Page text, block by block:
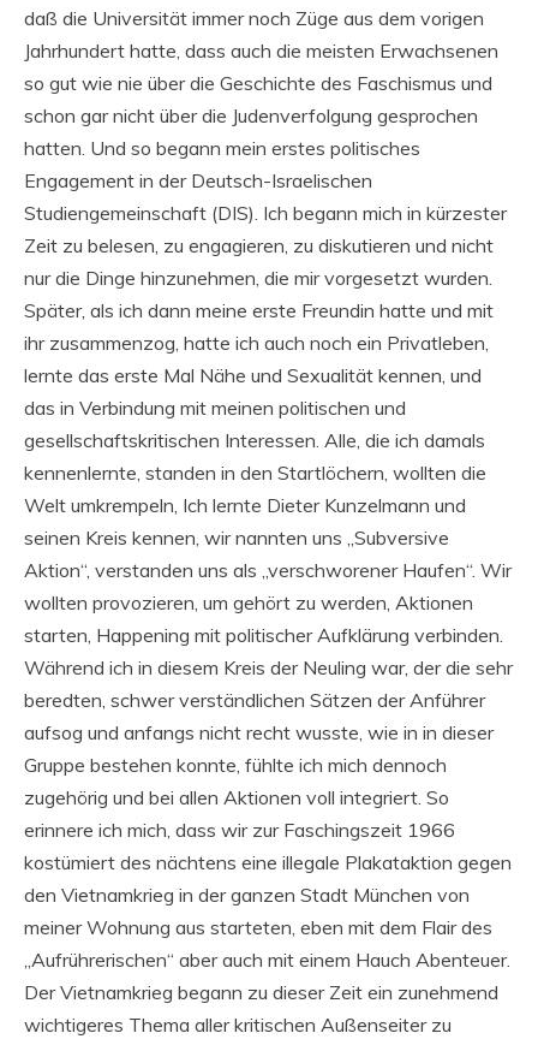
daß die Universität immer noch Züge aus dem vorigen
Jahrhundert hatte, dass auch die meisten Erwachsenen
so gut wie nie über die Geschichte des Faschismus und
schon gar nicht über die Judenverfolgung gesprochen
hatten. Und so begann mein erstes politisches
Engagement in der Deutsch-Israelischen
Studiengemeinschaft (DIS). Ich begann mich in kürzester
Zeit zu belesen, zu engagieren, zu diskutieren und nicht
nur die Dinge hinzunehmen, die mir vorgesetzt wurden.
Später, als ich dann meine erste Freundin hatte und mit
ihr zusammenzog, hatte ich auch noch ein Privatleben,
lernte das erste Mal Nähe und Sexualität kennen, und
das in Verbindung mit meinen politischen und
gesellschaftskritischen Interessen. Alle, die ich damals
kennenlernte, standen in den Startlöchern, wollten die
Welt umkrempeln, Ich lernte Dieter Kunzelmann und
seinen Kreis kennen, wir nannten uns „Subversive
Aktion“, verstanden uns als „verschworener Haufen“. Wir
wollten provozieren, um gehört zu werden, Aktionen
starten, Happening mit politischer Aufklärung verbinden.
Während ich in diesem Kreis der Neuling war, der die sehr
beredten, schwer verständlichen Sätzen der Anführer
aufsog und anfangs nicht recht wusste, wie in in dieser
Gruppe bestehen konnte, fühlte ich mich dennoch
zugehörig und bei allen Aktionen voll integriert. So
erinnere ich mich, dass wir zur Faschingszeit 1966
kostümiert des nächtens eine illegale Plakataktion gegen
den Vietnamkrieg in der ganzen Stadt München von
meiner Wohnung aus starteten, eben mit dem Flair des
„Aufrührerischen“ aber auch mit einem Hauch Abenteuer.
Der Vietnamkrieg begann zu dieser Zeit ein zunehmend
wichtigeres Thema aller kritischen Außenseiter zu